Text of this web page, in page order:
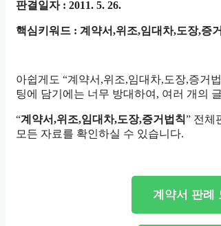
판결일자 : 2011. 5. 26.
핵심키워드 : 계약서,위조,임대차,도장,증
아쉽게도 “계약서,위조,임대차,도장,증거
팅에 담기에는 너무 방대하여, 여러 개의
“계약서,위조,임대차,도장,증거법칙” 전체
모든 자료를 확인하실 수 있습니다.
계약서 판례